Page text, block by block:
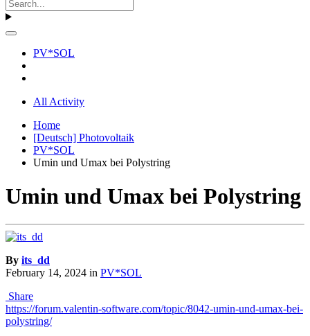
PV*SOL
All Activity
Home
[Deutsch] Photovoltaik
PV*SOL
Umin und Umax bei Polystring
Umin und Umax bei Polystring
By its_dd
February 14, 2024 in PV*SOL
Share
https://forum.valentin-software.com/topic/8042-umin-und-umax-bei-
polystring/